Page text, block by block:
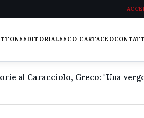
EDITORIALEECO CARTACEO